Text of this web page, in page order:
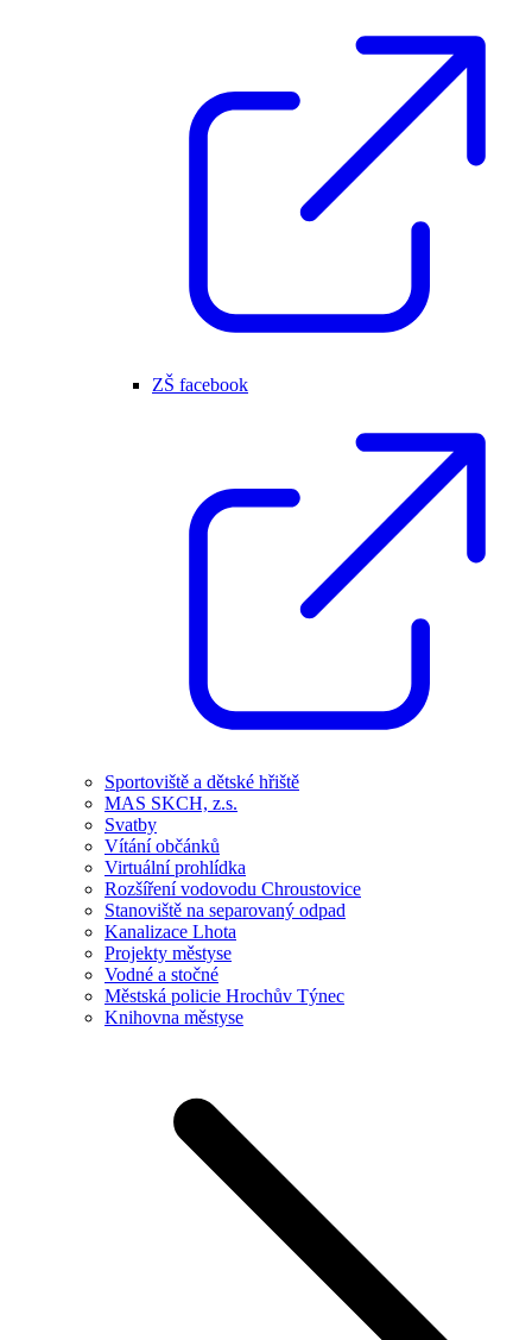
ZŠ facebook
Sportoviště a dětské hřiště
MAS SKCH, z.s.
Svatby
Vítání občánků
Virtuální prohlídka
Rozšíření vodovodu Chroustovice
Stanoviště na separovaný odpad
Kanalizace Lhota
Projekty městyse
Vodné a stočné
Městská policie Hrochův Týnec
Knihovna městyse